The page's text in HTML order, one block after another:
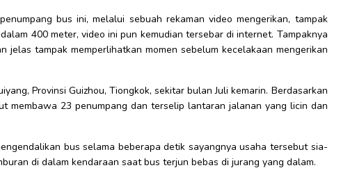
bus ini, melalui sebuah rekaman video mengerikan, tampak
400 meter, video ini pun kemudian tersebar di internet. Tampaknya
jelas tampak memperlihatkan momen sebelum kecelakaan mengerikan
Provinsi Guizhou, Tiongkok, sekitar bulan Juli kemarin. Berdasarkan
membawa 23 penumpang dan terselip lantaran jalanan yang licin dan
bus selama beberapa detik sayangnya usaha tersebut sia-
di dalam kendaraan saat bus terjun bebas di jurang yang dalam.